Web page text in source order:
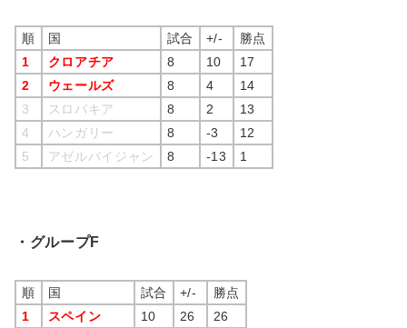
順 国 試合 +/-
勝点
1
クロアチア 8 10
17
2
ウェールズ 8 4
14
3
スロバキア 8 2
13
4
ハンガリー 8 -3
12
5
アゼルバイジャン 8 -13 1
・グループF
順 国 試合 +/-
勝点
1
スペイン 10 26
26